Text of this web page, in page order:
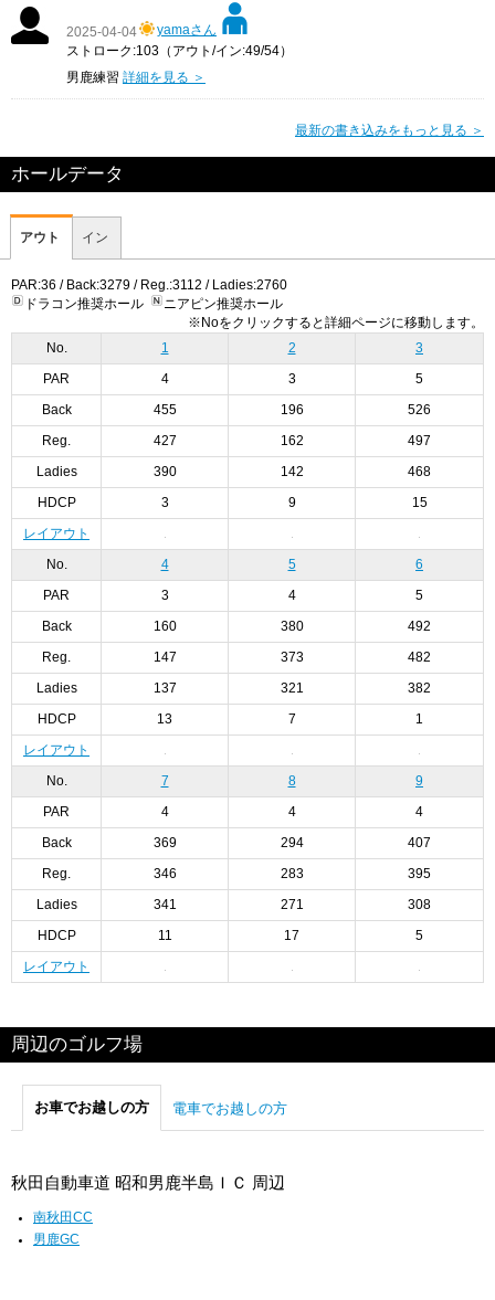
2025-04-04
yamaさん
ストローク:103（アウト/イン:49/54）
男鹿練習 詳細を見る ＞
最新の書き込みをもっと見る ＞
ホールデータ
アウト イン
PAR:36 / Back:3279 / Reg.:3112 / Ladies:2760
ドラコン推奨ホール
ニアピン推奨ホール
※Noをクリックすると詳細ページに移動します。
No.
1 2 3
PAR 4 3 5
Back 455 196 526
Reg. 427 162 497
Ladies 390 142 468
HDCP 3 9 15
レイアウト
No. 4 5 6
PAR 3 4 5
Back 160 380 492
Reg. 147 373 482
Ladies 137 321 382
HDCP 13 7 1
レイアウト
No. 7 8 9
PAR 4 4 4
Back 369 294 407
Reg. 346 283 395
Ladies 341 271 308
HDCP 11 17 5
レイアウト
周辺のゴルフ場
お車でお越しの方 電車でお越しの方
秋田自動車道 昭和男鹿半島ＩＣ 周辺
南秋田CC
男鹿GC